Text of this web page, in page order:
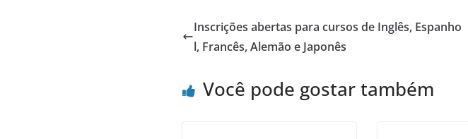
Inscrições abertas para cursos de Inglês, Espanho
l, Francês, Alemão e Japonês
Você pode gostar também